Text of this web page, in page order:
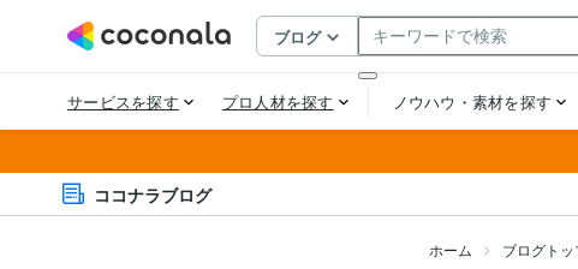
ココナラブログ
ホーム ブログトッ